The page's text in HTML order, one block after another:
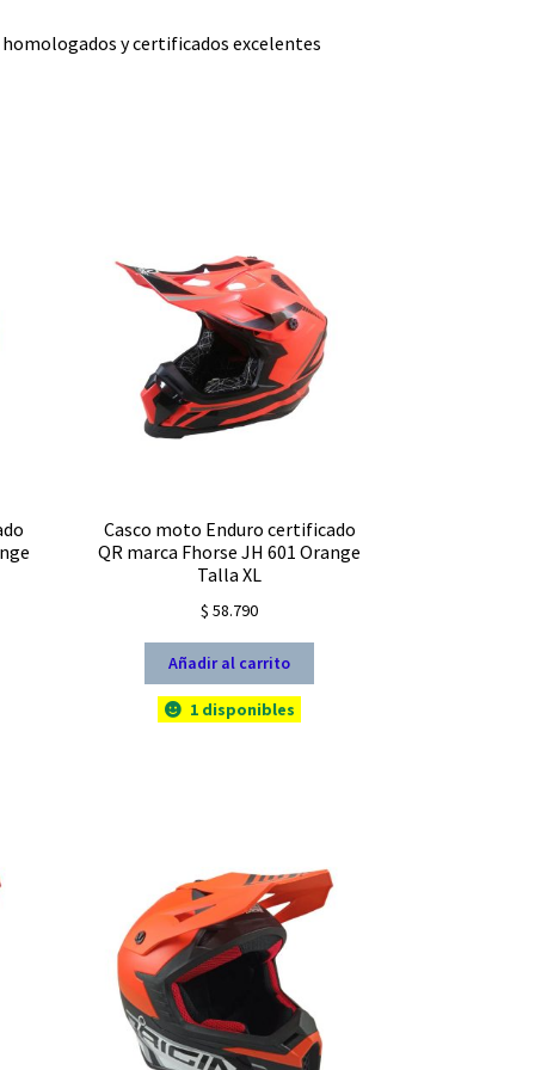
y certificados excelentes
Casco moto Enduro certificado
QR marca Fhorse JH 601 Orange
Talla XL
$ 58.790
Añadir al carrito
1 disponibles